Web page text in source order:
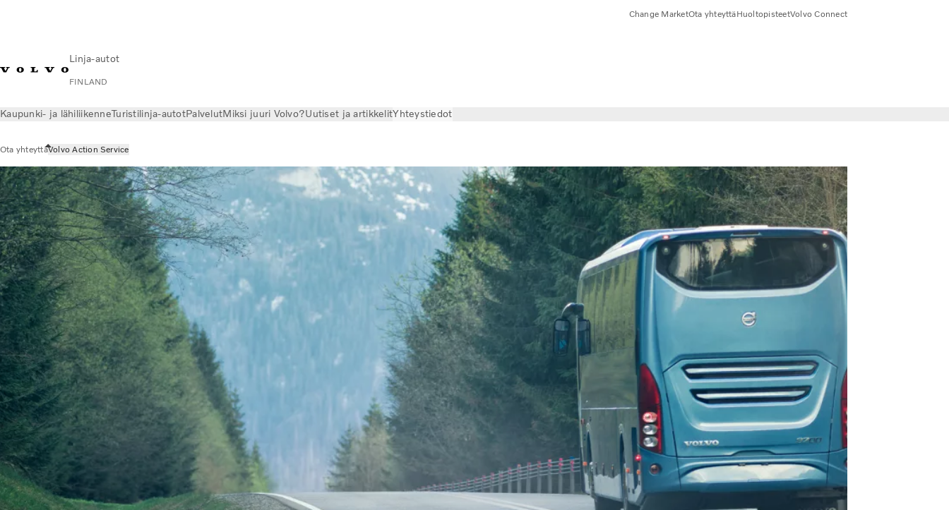
Linja-autot
FINLAND
Change MarketOta yhteyttäHuoltopisteetVolvo Connect
Kaupunki- ja lähiliikenneTuristilinja-autotPalvelutMiksi juuri Volvo?Uutiset ja artikkelitYhteystiedot
Ota yhteyttäVolvo Action Service